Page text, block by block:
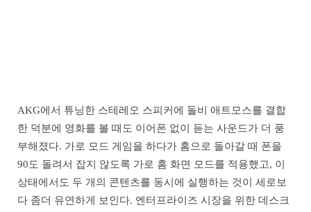
AKG에서 튜닝한 스테레오 스피커에 돌비 애트모스를 결합
한 덕분에 영화를 볼 때도 이어폰 없이 듣는 사운드가 더 풍
부해졌다. 가로 모드 게임을 하다가 홈으로 돌아갈 때 폰을
90도 돌려서 잡지 않도록 가로 홈 화면 모드를 적용했고, 이
상태에서도 두 개의 콘텐츠를 동시에 실행하는 것이 세로보
다 좀더 유연하게 보인다. 엔터프라이즈 시장을 위한 데스크